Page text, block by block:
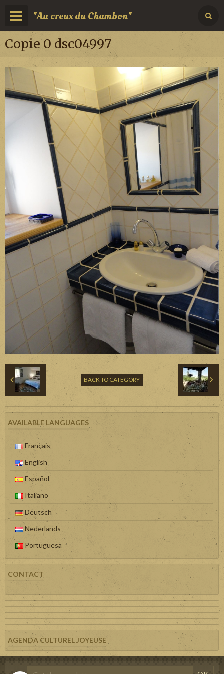
"Au creux du Chambon"
Copie 0 dsc04997
BACK TO CATEGORY
AVAILABLE LANGUAGES
Français
English
Español
Italiano
Deutsch
Nederlands
Portuguesa
CONTACT
AGENDA CULTUREL JOYEUSE